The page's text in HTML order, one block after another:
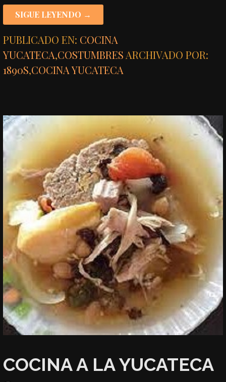
SIGUE LEYENDO →
PUBLICADO EN: COCINA
YUCATECA,COSTUMBRES ARCHIVADO POR:
1890S,COCINA YUCATECA
COCINA A LA YUCATECA